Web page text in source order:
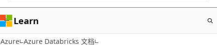
Learn
Azure Azure Databricks 文档